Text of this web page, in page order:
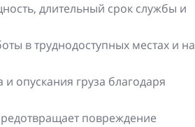
длительный срок службы и
в труднодоступных местах и на
опускания груза благодаря
повреждение